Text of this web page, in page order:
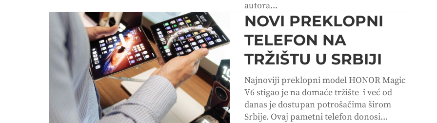
autora...
NOVI PREKLOPNI
TELEFON NA
TRŽIŠTU U SRBIJI
Najnoviji preklopni model HONOR Magic
V6 stigao je na domaće tržište i već od
danas je dostupan potrošačima širom
Srbije. Ovaj pametni telefon donosi...